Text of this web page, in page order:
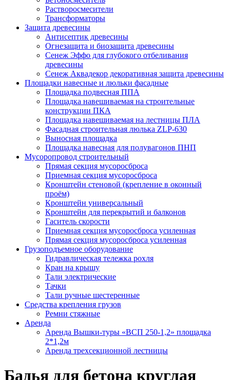
Растворосмесители
Трансформаторы
Защита древесины
Антисептик древесины
Огнезащита и биозащита древесины
Сенеж Эффо для глубокого отбеливания
древесины
Сенеж Аквадекор декоративная защита древесины
Площадки навесные и люльки фасадные
Площадка подвесная ППА
Площадка навешиваемая на строительные
конструкции ПКА
Площадка навешиваемая на лестницы ПЛА
Фасадная строительная люлька ZLP-630
Выносная площадка
Площадка навесная для полувагонов ПНП
Мусоропровод строительный
Прямая секция мусоросброса
Приемная секция мусоросброса
Кронштейн стеновой (крепление в оконный
проём)
Кронштейн универсальный
Кронштейн для перекрытий и балконов
Гаситель скорости
Приемная секция мусоросброса усиленная
Прямая секция мусоросброса усиленная
Грузоподъемное оборудование
Гидравлическая тележка рохля
Кран на крышу
Тали электрические
Тачки
Тали ручные шестеренные
Средства крепления грузов
Ремни стяжные
Аренда
Аренда Вышки-туры «ВСП 250-1,2» площадка
2*1,2м
Аренда трехсекционной лестницы
Бадья для бетона круглая